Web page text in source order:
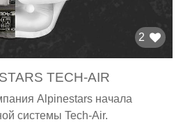
2
TECH-AIR
Alpinestars начала
системы Tech-Air.